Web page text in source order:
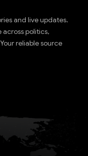
and live updates.
politics,
reliable source